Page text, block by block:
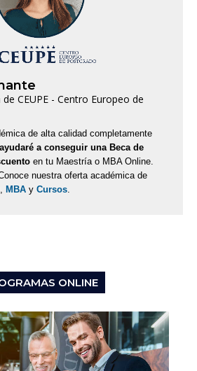
CEUPE - Centro Europeo de
de alta calidad completamente
a conseguir una Beca de
en tu Maestría o MBA Online.
nuestra oferta académica de
, MBA y Cursos.
ONLINE